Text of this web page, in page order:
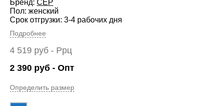
Бренд: CEP
Пол: женский
Срок отгрузки: 3-4 рабочих дня
Подробнее
4 519 руб - Ррц
2 390 руб - Опт
Определить размер